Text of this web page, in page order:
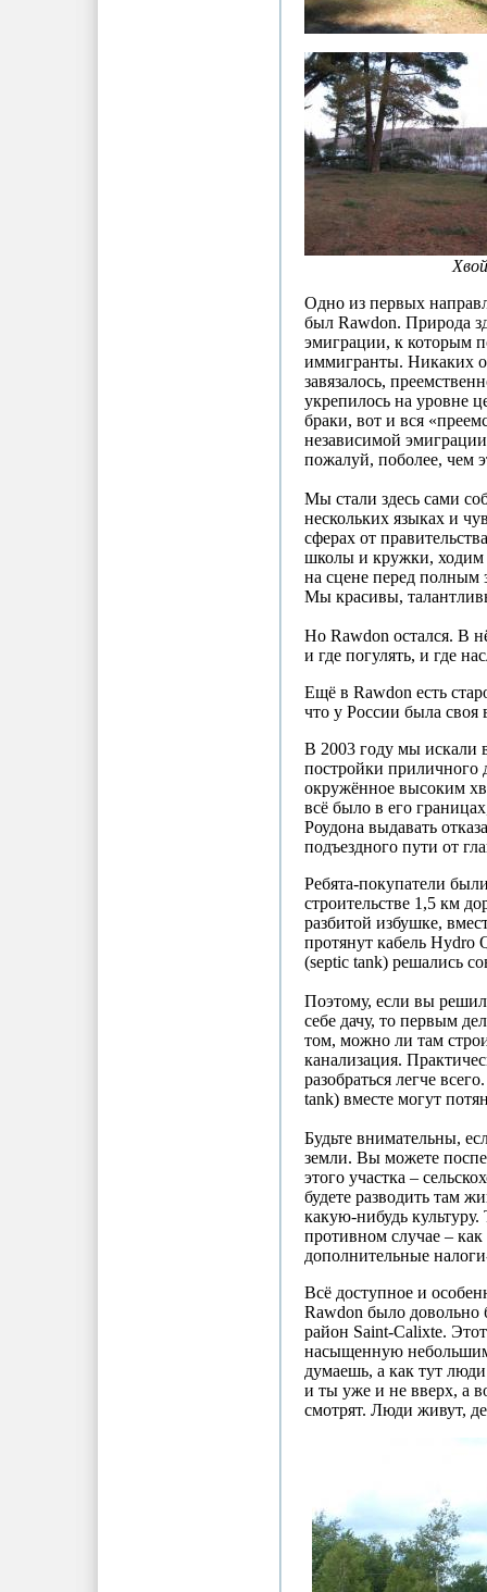
Одно из первых
был Rawdon. Природа
эмиграции, к которым
иммигранты. Никаких
завязалось,
укрепилось на уровне
браки, вот и вся
независимой
пожалуй, поболее, чем
Мы стали здесь сами
нескольких языках и
сферах от
школы и кружки, ходим
на сцене перед полным
Мы красивы,
Но Rawdon остался. В
и где погулять, и где
Ещё в Rawdon есть
что у России была своя
В 2003 году мы искали
постройки приличного
окружённое высоким
всё было в его
Роудона выдавать
подъездного пути от
Ребята-покупатели
строительстве 1,5 км
разбитой избушке,
протянут кабель Hydro
(septic tank) решались
Поэтому, если вы
себе дачу, то первым
том, можно ли там
канализация.
разобраться легче
tank) вместе могут
Будьте внимательны,
земли. Вы можете
этого участка –
будете разводить там
какую-нибудь
противном случае –
дополнительные
Всё доступное и
Rawdon было довольно
район Saint-Calixte.
насыщенную
думаешь, а как тут
и ты уже и не вверх, а
смотрят. Люди живут,